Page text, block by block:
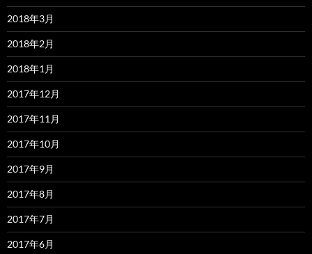
2018年3月
2018年2月
2018年1月
2017年12月
2017年11月
2017年10月
2017年9月
2017年8月
2017年7月
2017年6月